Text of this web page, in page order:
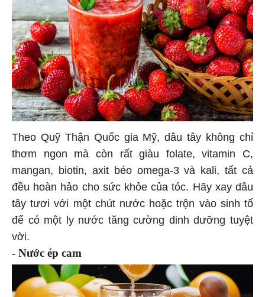
Theo Quỹ Thận Quốc gia Mỹ, dâu tây không chỉ
thơm ngon mà còn rất giàu folate, vitamin C,
mangan, biotin, axit béo omega-3 và kali, tất cả
đều hoàn hảo cho sức khỏe của tóc. Hãy xay dâu
tây tươi với một chút nước hoặc trộn vào sinh tố
để có một ly nước tăng cường dinh dưỡng tuyệt
vời.
- Nước ép cam